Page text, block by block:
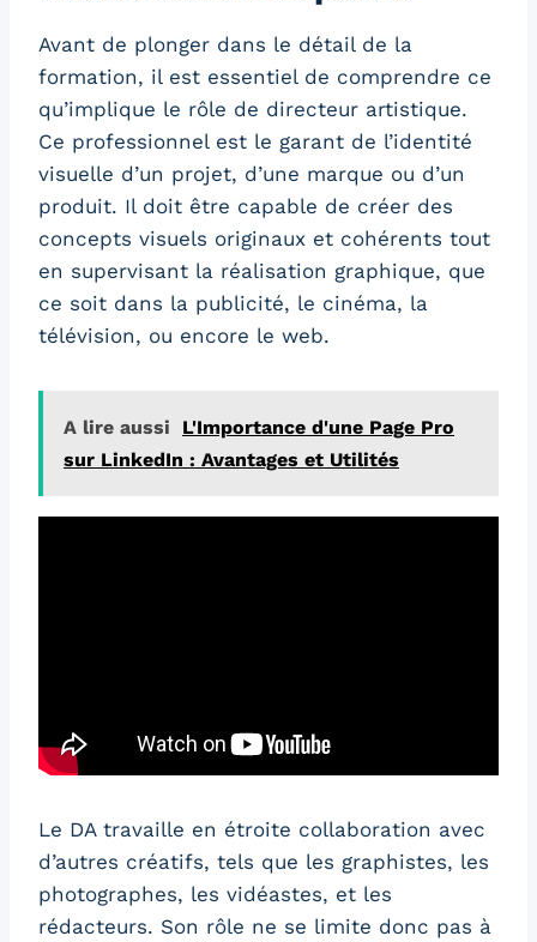
Avant de plonger dans le détail de la
formation, il est essentiel de comprendre ce
qu’implique le rôle de directeur artistique.
Ce professionnel est le garant de l’identité
visuelle d’un projet, d’une marque ou d’un
produit. Il doit être capable de créer des
concepts visuels originaux et cohérents tout
en supervisant la réalisation graphique, que
ce soit dans la publicité, le cinéma, la
télévision, ou encore le web.
A lire aussi
L'Importance d'une Page Pro
sur LinkedIn : Avantages et Utilités
Le DA travaille en étroite collaboration avec
d’autres créatifs, tels que les graphistes, les
photographes, les vidéastes, et les
rédacteurs. Son rôle ne se limite donc pas à